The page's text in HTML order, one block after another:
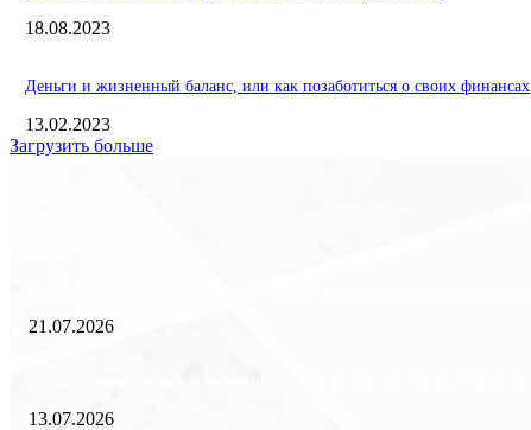
18.08.2023
Деньги и жизненный баланс, или как позаботиться о своих финансах
13.02.2023
Загрузить больше
21.07.2026
13.07.2026